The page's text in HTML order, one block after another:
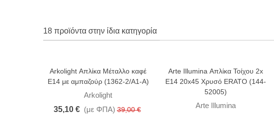
18 προϊόντα στην ίδια κατηγορία
-10%
Arkolight Απλίκα Μέταλλο καφέ
Ε14 με αμπαζούρ (1362-2/Α1-Α)
Arkolight
35,10 € (με ΦΠΑ) 39,00 €
-5%
Arte Illumina Απλίκα Τοίχου 2x
Ε14 20x45 Χρυσό ERATO (144-
52005)
Arte Illumina